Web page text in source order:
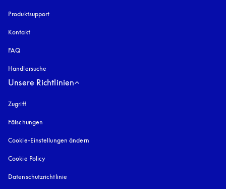
Produktsupport
Kontakt
FAQ
Händlersuche
Unsere Richtlinien
Zugrifföffnet sich in einem neuen Tab
Fälschungen
Cookie-Einstellungen ändern
Cookie Policy
Datenschutzrichtlinie